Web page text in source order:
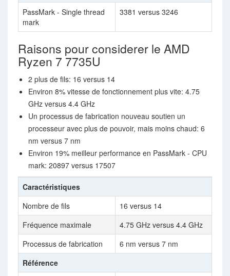
PassMark - Single thread
mark
3381 versus 3246
Raisons pour considerer le AMD
Ryzen 7 7735U
2 plus de fils: 16 versus 14
Environ 8% vitesse de fonctionnement plus vite: 4.75
GHz versus 4.4 GHz
Un processus de fabrication nouveau soutien un
processeur avec plus de pouvoir, mais moins chaud: 6
nm versus 7 nm
Environ 19% meilleur performance en PassMark - CPU
mark: 20897 versus 17507
Caractéristiques
Nombre de fils
16 versus 14
Fréquence maximale
4.75 GHz versus 4.4 GHz
Processus de fabrication
6 nm versus 7 nm
Référence